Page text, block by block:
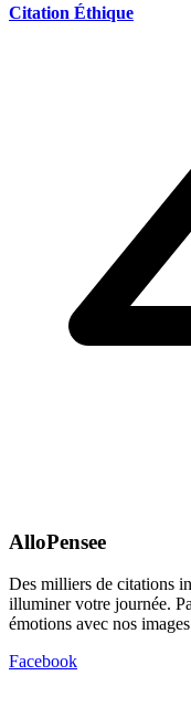
Citation Éthique
AlloPensee
Des milliers de citations
illuminer votre journée.
émotions avec nos
Facebook